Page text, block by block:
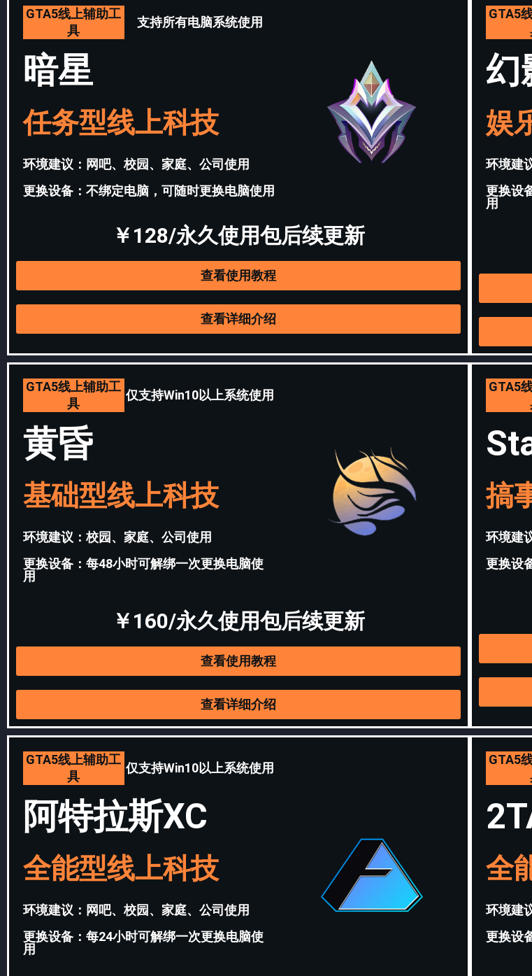
GTA5线上辅助工
具
支持所有电脑系统使用
暗星
任务型线上科技
环境建议：网吧、校园、家庭、公司使用
更换设备：不绑定电脑，可随时更换电脑使用
￥128/永久使用包后续更新
查看使用教程
查看详细介绍
GTA5
幻
娱
环境建
更换设
用
GTA5线上辅助工
具
仅支持Win10以上系统使用
黄昏
基础型线上科技
环境建议：校园、家庭、公司使用
更换设备：每48小时可解绑一次更换电脑使
用
￥160/永久使用包后续更新
查看使用教程
查看详细介绍
GTA5
搞
环境建
更换设
GTA5线上辅助工
具
仅支持Win10以上系统使用
阿特拉斯XC
全能型线上科技
环境建议：网吧、校园、家庭、公司使用
更换设备：每24小时可解绑一次更换电脑使
用
GTA5
全
环境建
更换设